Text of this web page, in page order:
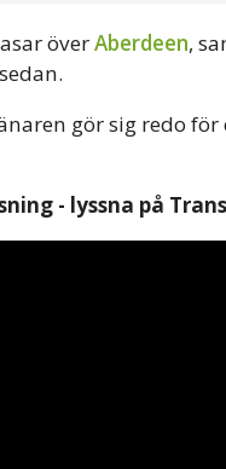
överAberdeen,
gör sig redo
- lyssna på